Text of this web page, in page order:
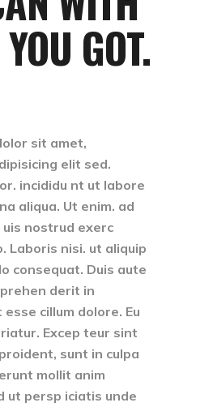
GOT.
sit amet,
elit sed.
incididu nt ut labore
aliqua. Ut enim. ad
uis nostrud exerc
Laboris nisi. ut aliquip
consequat. Duis aute
derit in
cillum dolore. Eu
Excep teur sint
sunt in culpa
mollit anim
ut persp iciatis unde